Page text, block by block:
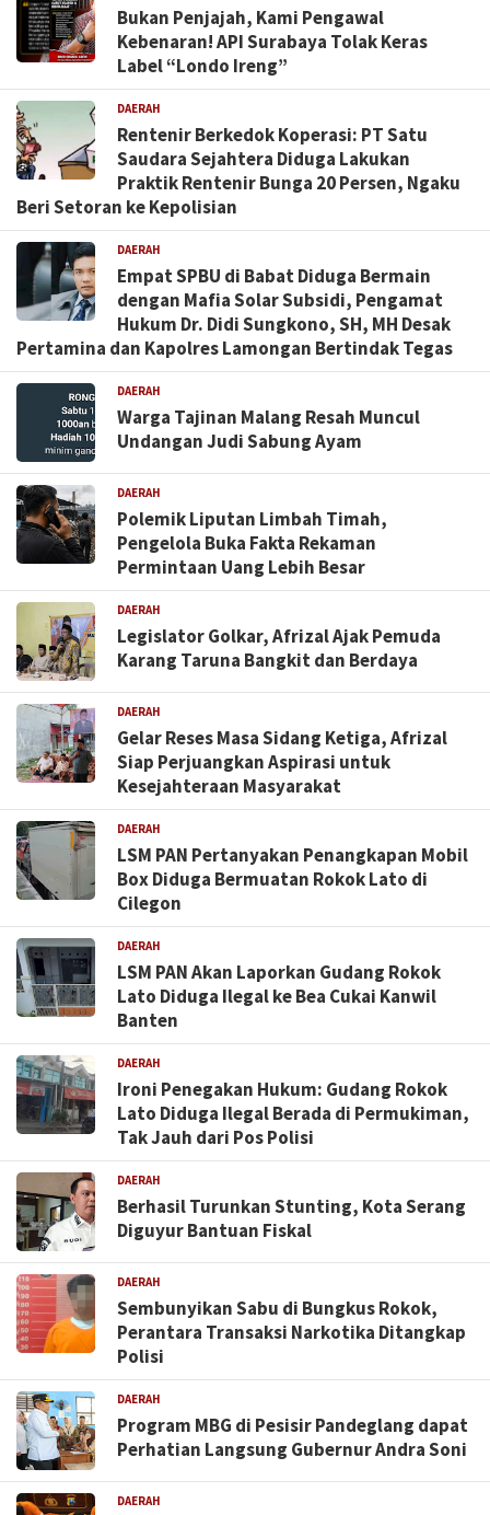
Bukan Penjajah, Kami Pengawal
Kebenaran! API Surabaya Tolak Keras
Label “Londo Ireng”
DAERAH
Rentenir Berkedok Koperasi: PT Satu
Saudara Sejahtera Diduga Lakukan
Praktik Rentenir Bunga 20 Persen, Ngaku
Beri Setoran ke Kepolisian
DAERAH
Empat SPBU di Babat Diduga Bermain
dengan Mafia Solar Subsidi, Pengamat
Hukum Dr. Didi Sungkono, SH, MH Desak
Pertamina dan Kapolres Lamongan Bertindak Tegas
DAERAH
Warga Tajinan Malang Resah Muncul
Undangan Judi Sabung Ayam
DAERAH
Polemik Liputan Limbah Timah,
Pengelola Buka Fakta Rekaman
Permintaan Uang Lebih Besar
DAERAH
Legislator Golkar, Afrizal Ajak Pemuda
Karang Taruna Bangkit dan Berdaya
DAERAH
Gelar Reses Masa Sidang Ketiga, Afrizal
Siap Perjuangkan Aspirasi untuk
Kesejahteraan Masyarakat
DAERAH
LSM PAN Pertanyakan Penangkapan Mobil
Box Diduga Bermuatan Rokok Lato di
Cilegon
DAERAH
LSM PAN Akan Laporkan Gudang Rokok
Lato Diduga Ilegal ke Bea Cukai Kanwil
Banten
DAERAH
Ironi Penegakan Hukum: Gudang Rokok
Lato Diduga Ilegal Berada di Permukiman,
Tak Jauh dari Pos Polisi
DAERAH
Berhasil Turunkan Stunting, Kota Serang
Diguyur Bantuan Fiskal
DAERAH
Sembunyikan Sabu di Bungkus Rokok,
Perantara Transaksi Narkotika Ditangkap
Polisi
DAERAH
Program MBG di Pesisir Pandeglang dapat
Perhatian Langsung Gubernur Andra Soni
DAERAH